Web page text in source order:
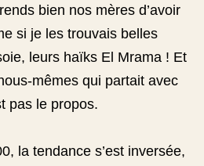
bien nos mères d’avoir
si je les trouvais belles
leurs haïks El Mrama ! Et
mêmes qui partait avec
pas le propos.
la tendance s’est inversée,